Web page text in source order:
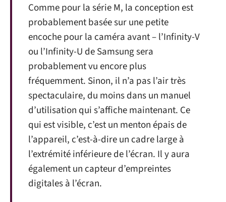
Comme pour la série M, la conception est
probablement basée sur une petite
encoche pour la caméra avant – l’Infinity-V
ou l’Infinity-U de Samsung sera
probablement vu encore plus
fréquemment. Sinon, il n’a pas l’air très
spectaculaire, du moins dans un manuel
d’utilisation qui s’affiche maintenant. Ce
qui est visible, c’est un menton épais de
l’appareil, c’est-à-dire un cadre large à
l’extrémité inférieure de l’écran. Il y aura
également un capteur d’empreintes
digitales à l’écran.